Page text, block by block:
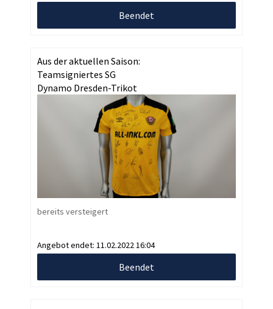
Beendet
Aus der aktuellen Saison:
Teamsigniertes SG
Dynamo Dresden-Trikot
bereits versteigert
Angebot endet: 11.02.2022 16:04
Beendet